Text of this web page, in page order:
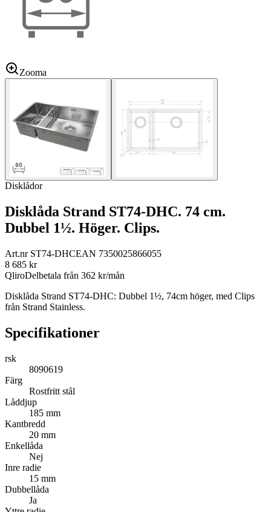
Zooma
Disklådor
Disklåda Strand ST74-DHC. 74 cm.
Dubbel 1½. Höger. Clips.
Art.nr ST74-DHCEAN 7350025866055
8 685 kr
QliroDelbetala från 362 kr/mån
Disklåda Strand ST74-DHC: Dubbel 1½, 74cm höger, med Clips
från Strand Stainless.
Specifikationer
rsk
8090619
Färg
Rostfritt stål
Låddjup
185 mm
Kantbredd
20 mm
Enkellåda
Nej
Inre radie
15 mm
Dubbellåda
Ja